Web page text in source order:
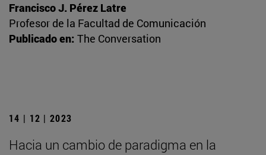
Francisco J. Pérez Latre
Profesor de la Facultad de Comunicación
Publicado en: The Conversation
14 | 12 | 2023
Hacia un cambio de paradigma en la